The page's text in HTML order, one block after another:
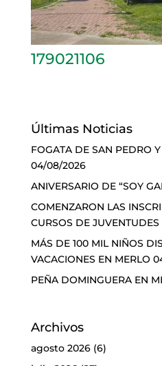
179021106
Últimas Noticias
FOGATA DE SAN PEDRO
04/08/2026
ANIVERSARIO DE “SOY
COMENZARON LAS
CURSOS DE JUVENTUDES
MÁS DE 100 MIL NIÑOS
VACACIONES EN MERLO
PEÑA DOMINGUERA EN
Archivos
agosto 2026(6)